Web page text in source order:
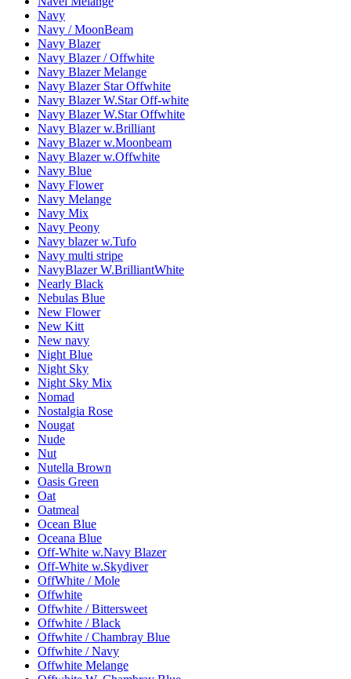
Navy
Navy / MoonBeam
Navy Blazer
Navy Blazer / Offwhite
Navy Blazer Melange
Navy Blazer Star Offwhite
Navy Blazer W.Star Off-white
Navy Blazer W.Star Offwhite
Navy Blazer w.Brilliant
Navy Blazer w.Moonbeam
Navy Blazer w.Offwhite
Navy Blue
Navy Flower
Navy Melange
Navy Mix
Navy Peony
Navy blazer w.Tufo
Navy multi stripe
NavyBlazer W.BrilliantWhite
Nearly Black
Nebulas Blue
New Flower
New Kitt
New navy
Night Blue
Night Sky
Night Sky Mix
Nomad
Nostalgia Rose
Nougat
Nude
Nut
Nutella Brown
Oasis Green
Oat
Oatmeal
Ocean Blue
Oceana Blue
Off-White w.Navy Blazer
Off-White w.Skydiver
OffWhite / Mole
Offwhite
Offwhite / Bittersweet
Offwhite / Black
Offwhite / Chambray Blue
Offwhite / Navy
Offwhite Melange